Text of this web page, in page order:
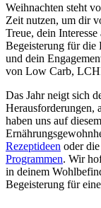
Weihnachten steht
Zeit nutzen, um dir
Treue, dein
Begeisterung für die
und dein
von Low Carb,
Das Jahr neigt sich
Herausforderungen,
haben uns auf
Rezeptideen oder
Programmen. Wir
in deinem
Begeisterung für